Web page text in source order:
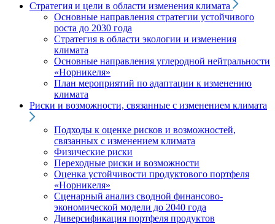
Стратегия и цели в области изменения климата
Основные направления стратегии устойчивого
роста до 2030 года
Стратегия в области экологии и изменения
климата
Основные направления углеродной нейтральности
«Норникеля»
План мероприятий по адаптации к изменению
климата
Риски и возможности, связанные с изменением климата
Подходы к оценке рисков и возможностей,
связанных с изменением климата
Физические риски
Переходные риски и возможности
Оценка устойчивости продуктового портфеля
«Норникеля»
Сценарный анализ сводной финансово-
экономической модели до 2040 года
Диверсификация портфеля продуктов